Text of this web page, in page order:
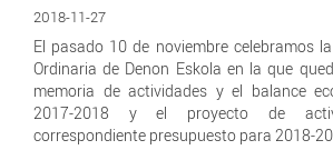
2018-11-27
El pasado 10 de noviembre celebramos
Ordinaria de Denon Eskola en la que
memoria de actividades y el balance
2017-2018 y el proyecto de
correspondiente presupuesto para 2018-